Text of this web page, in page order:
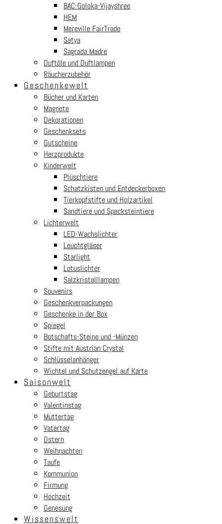
BAC-Goloka-Vijayshree
HEM
Mereville FairTrade
Satya
Sagrada Madre
Duftöle und Duftlampen
Räucherzubehör
Geschenkewelt
Bücher und Karten
Magnete
Dekorationen
Geschenksets
Gutscheine
Herzprodukte
Kinderwelt
Plüschtiere
Schatzkisten und Entdeckerboxen
Tierkopfstifte und Holzartikel
Sandtiere und Specksteintiere
Lichterwelt
LED-Wachslichter
Leuchtgläser
Starlight
Lotuslichter
Salzkristalllampen
Souvenirs
Geschenkverpackungen
Geschenke in der Box
Spiegel
Botschafts-Steine und -Münzen
Stifte mit Austrian Crystal
Schlüsselanhänger
Wichtel und Schutzengel auf Karte
Saisonwelt
Geburtstag
Valentinstag
Muttertag
Vatertag
Ostern
Weihnachten
Taufe
Kommunion
Firmung
Hochzeit
Genesung
Wissenswelt